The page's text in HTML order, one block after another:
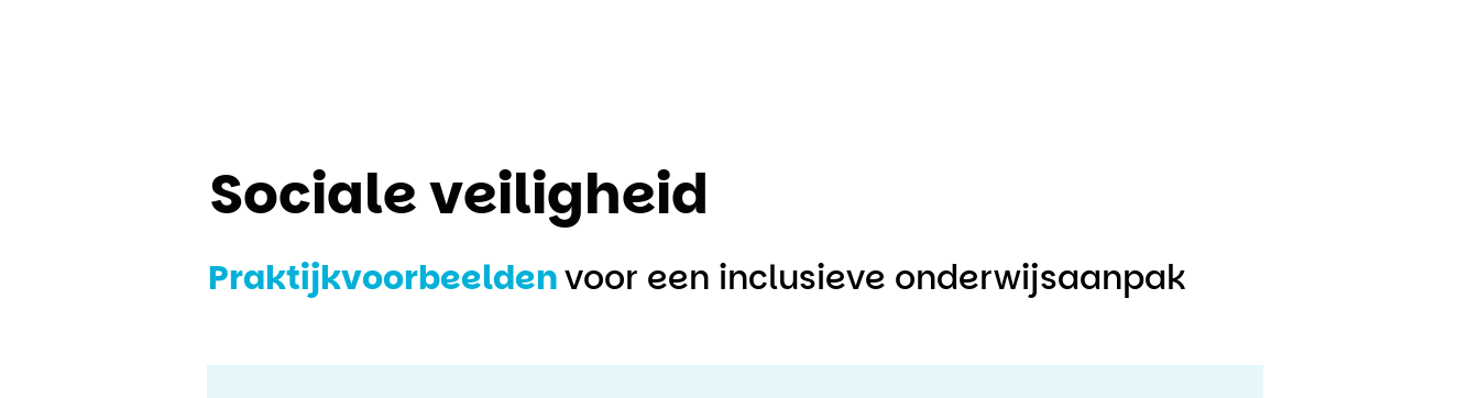
Sociale veiligheid
Praktijkvoorbeeldenvoor een inclusieve onderwijsaanpak